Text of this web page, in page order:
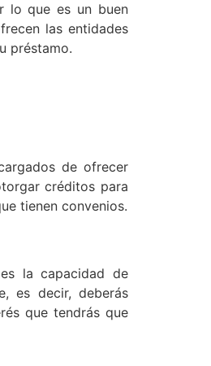
lo que es un buen
las entidades
préstamo.
de ofrecer
créditos para
tienen convenios.
la capacidad de
es decir, deberás
que tendrás que